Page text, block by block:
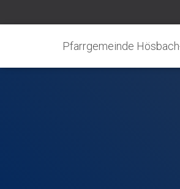
Pfarrgemeinde